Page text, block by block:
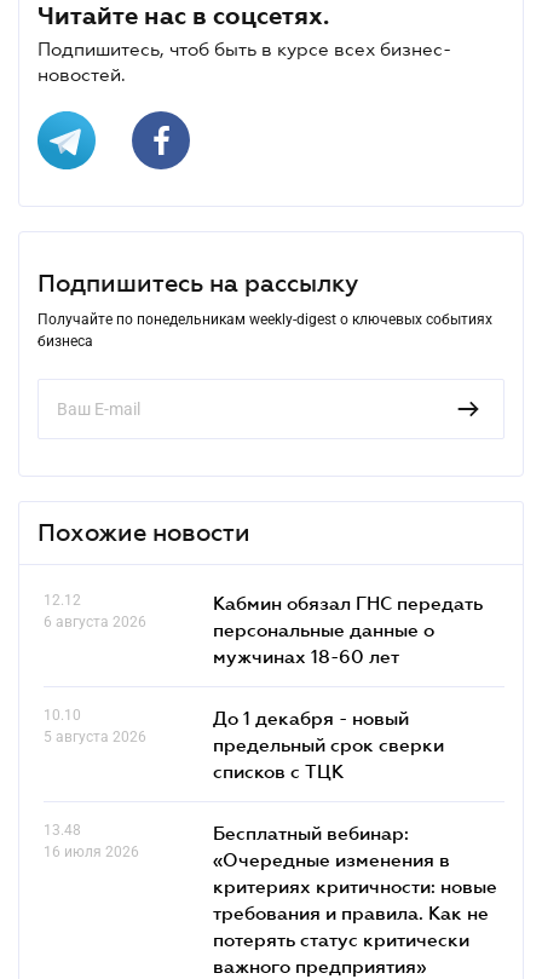
Читайте нас в соцсетях.
Подпишитесь, чтоб быть в курсе всех бизнес-
новостей.
Подпишитесь на рассылку
Получайте по понедельникам weekly-digest о ключевых событиях
бизнеса
Похожие новости
12.12
6 августа 2026
Кабмин обязал ГНС передать
персональные данные о
мужчинах 18-60 лет
10.10
5 августа 2026
До 1 декабря - новый
предельный срок сверки
списков c ТЦК
13.48
16 июля 2026
Бесплатный вебинар:
«Очередные изменения в
критериях критичности: новые
требования и правила. Как не
потерять статус критически
важного предприятия»